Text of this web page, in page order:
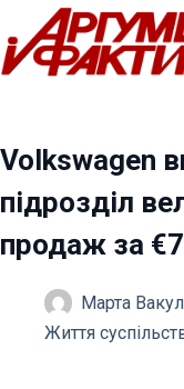
Перейти
до
вмісту
Volkswagen
підрозділ
продаж за
Марта
Життя